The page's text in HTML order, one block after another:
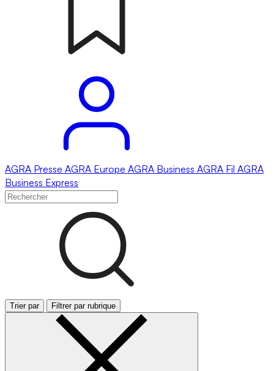
AGRA Presse AGRA Europe AGRA Business AGRA Fil AGRA
Business Express
Trier par Filtrer par rubrique